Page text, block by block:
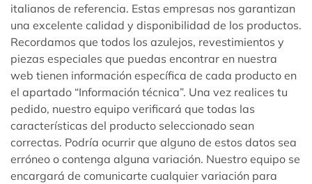
italianos de referencia. Estas empresas nos garantizan
una excelente calidad y disponibilidad de los productos.
Recordamos que todos los azulejos, revestimientos y
piezas especiales que puedas encontrar en nuestra
web tienen información específica de cada producto en
el apartado “Información técnica”. Una vez realices tu
pedido, nuestro equipo verificará que todas las
características del producto seleccionado sean
correctas. Podría ocurrir que alguno de estos datos sea
erróneo o contenga alguna variación. Nuestro equipo se
encargará de comunicarte cualquier variación para